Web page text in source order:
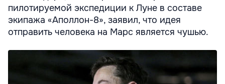
пилотируемой экспедиции к Луне в составе
экипажа «Аполлон-8», заявил, что идея
отправить человека на Марс является чушью.